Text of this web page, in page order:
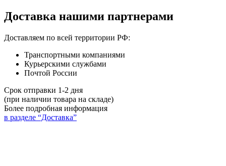
Доставка нашими партнерами
Доставляем по всей территории РФ:
Транспортными компаниями
Курьерскими службами
Почтой России
Срок отправки 1-2 дня
(при наличии товара на складе)
Более подробная информация
в разделе “Доставка”